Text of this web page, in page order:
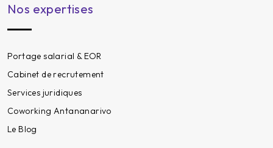
Nos expertises
Portage salarial & EOR
Cabinet de recrutement
Services juridiques
Coworking Antananarivo
Le Blog